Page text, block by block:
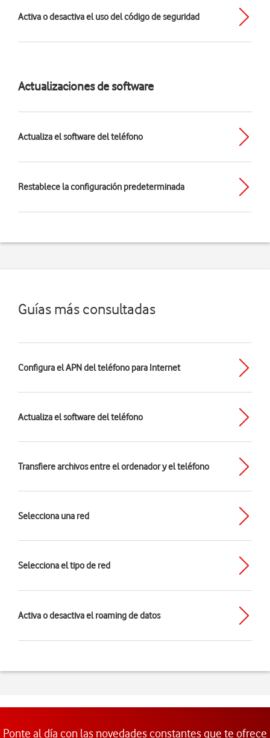
Activa o desactiva el uso del código de seguridad
Actualizaciones de software
Actualiza el software del teléfono
Restablece la configuración predeterminada
Guías más consultadas
Configura el APN del teléfono para Internet
Actualiza el software del teléfono
Transfiere archivos entre el ordenador y el teléfono
Selecciona una red
Selecciona el tipo de red
Activa o desactiva el roaming de datos
Ponte al día con las novedades constantes que te ofrece